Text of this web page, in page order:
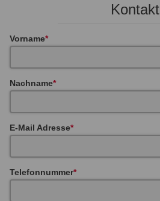
Kontakt
Vorname
Nachname
E-Mail Adresse
Telefonnummer